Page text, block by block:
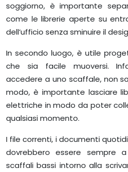
soggiorno, è importante
come le librerie aperte su
dell’ufficio senza sminuire il
In secondo luogo, è utile
che sia facile muoversi.
accedere a uno scaffale, non
modo, è importante lasciare
elettriche in modo da poter
qualsiasi momento.
I file correnti, i documenti
dovrebbero essere sempre
scaffali bassi intorno alla